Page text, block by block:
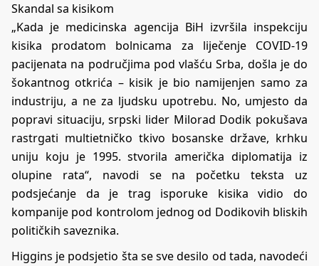
Skandal sa kisikom
„Kada je medicinska agencija BiH izvršila inspekciju
kisika prodatom bolnicama za liječenje COVID-19
pacijenata na područjima pod vlašću Srba, došla je do
šokantnog otkrića – kisik je bio namijenjen samo za
industriju, a ne za ljudsku upotrebu. No, umjesto da
popravi situaciju, srpski lider Milorad Dodik pokušava
rastrgati multietničko tkivo bosanske države, krhku
uniju koju je 1995. stvorila američka diplomatija iz
olupine rata“, navodi se na početku teksta uz
podsjećanje da je trag isporuke kisika vidio do
kompanije pod kontrolom jednog od Dodikovih bliskih
političkih saveznika.
Higgins je podsjetio šta se sve desilo od tada, navodeći